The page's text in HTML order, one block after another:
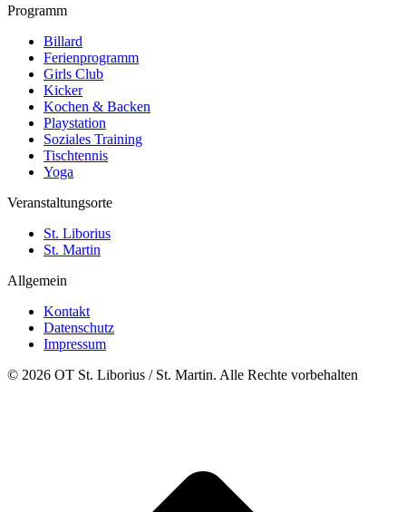
Programm
Billard
Ferienprogramm
Girls Club
Kicker
Kochen & Backen
Playstation
Soziales Training
Tischtennis
Yoga
Veranstaltungsorte
St. Liborius
St. Martin
Allgemein
Kontakt
Datenschutz
Impressum
© 2026 OT St. Liborius / St. Martin. Alle Rechte vorbehalten